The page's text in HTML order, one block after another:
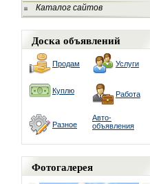
Каталог сайтов
Доска объявлений
Продам Услуги
Куплю Работа
Разное
Авто-
объявления
Фотогалерея